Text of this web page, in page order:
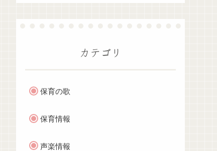
カテゴリ
保育の歌
保育情報
声楽情報